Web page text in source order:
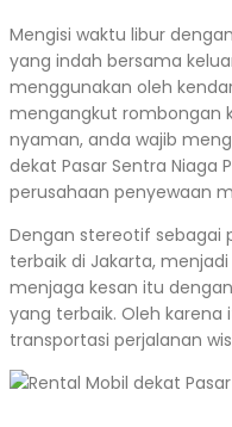
Mengisi waktu libur
yang indah bersama
menggunakan oleh
mengangkut rombongan
nyaman, anda wajib
dekat Pasar Sentra Niaga
perusahaan penyewaan
Dengan stereotif sebagai
terbaik di Jakarta,
menjaga kesan itu
yang terbaik. Oleh
transportasi perjalanan